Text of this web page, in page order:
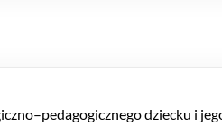
dziecku i